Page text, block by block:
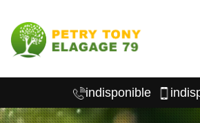
indisponible